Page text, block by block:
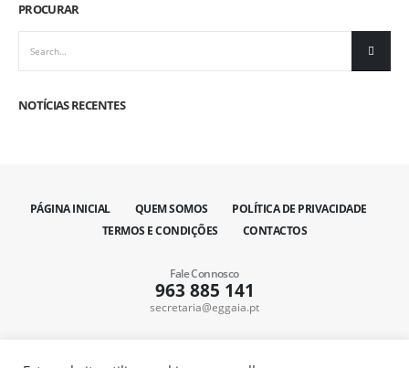
PROCURAR
NOTÍCIAS RECENTES
PÁGINA INICIAL QUEM SOMOS
POLÍTICA DE PRIVACIDADE
TERMOS E CONDIÇÕES
CONTACTOS
Fale Connosco
963 885 141
secretaria@eggaia.pt